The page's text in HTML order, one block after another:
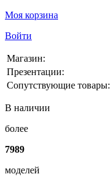
Моя корзина
Войти
Магазин:
Презентации:
Сопутствующие товары:
В наличии
более
7989
моделей